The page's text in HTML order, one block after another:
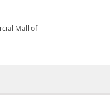
Mall of